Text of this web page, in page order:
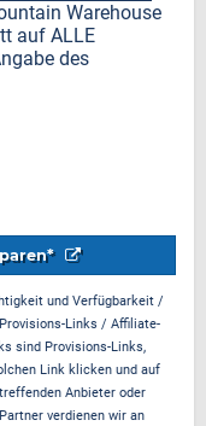
Warehouse
auf ALLE
des
und Verfügbarkeit /
Links / Affiliate-
sind Provisions-Links,
Link klicken und auf
Anbieter oder
verdienen wir an